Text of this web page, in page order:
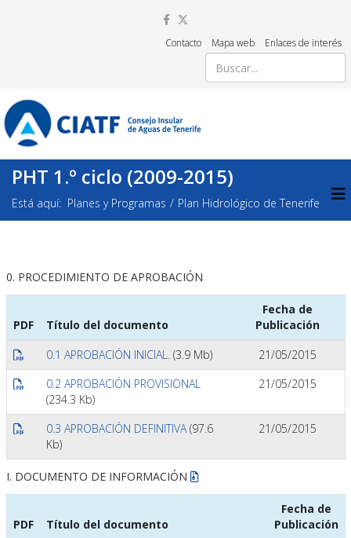
Contacto Mapa web Enlaces de interés
PHT 1.º ciclo (2009-2015)
Está aquí: Planes y Programas Plan Hidrológico de Tenerife
0. PROCEDIMIENTO DE APROBACIÓN
PDF Título del documento
Fecha de
Publicación
0.1 APROBACIÓN INICIAL. (3.9 Mb)
21/05/2015
0.2 APROBACIÓN PROVISIONAL
(234.3 Kb)
21/05/2015
0.3 APROBACIÓN DEFINITIVA (97.6
Kb)
21/05/2015
I. DOCUMENTO DE INFORMACIÓN
PDF Título del documento
Fecha de
Publicación